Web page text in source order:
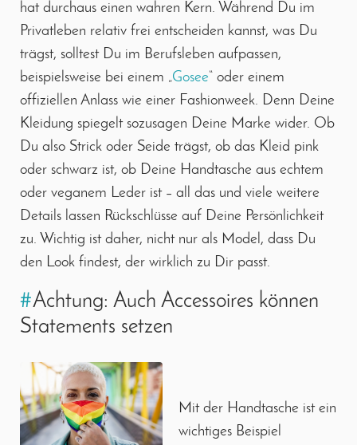
hat durchaus einen wahren Kern. Während Du im
Privatleben relativ frei entscheiden kannst, was Du
trägst, solltest Du im Berufsleben aufpassen,
beispielsweise bei einem „Gosee“ oder einem
offiziellen Anlass wie einer Fashionweek. Denn Deine
Kleidung spiegelt sozusagen Deine Marke wider. Ob
Du also Strick oder Seide trägst, ob das Kleid pink
oder schwarz ist, ob Deine Handtasche aus echtem
oder veganem Leder ist – all das und viele weitere
Details lassen Rückschlüsse auf Deine Persönlichkeit
zu. Wichtig ist daher, nicht nur als Model, dass Du
den Look findest, der wirklich zu Dir passt.
#Achtung: Auch Accessoires können
Statements setzen
Mit der Handtasche ist ein
wichtiges Beispiel